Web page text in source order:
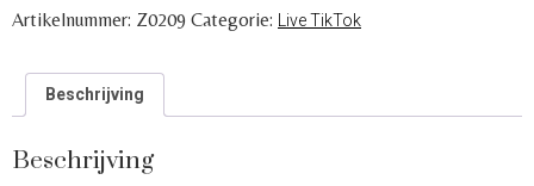
Artikelnummer: Z0209 Categorie: Live TikTok
Beschrijving
Beschrijving